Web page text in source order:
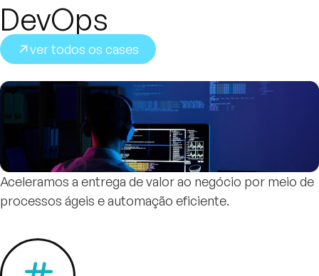
DevOps
ver todos os cases
Aceleramos a entrega de valor ao negócio por meio de
processos ágeis e automação eficiente.